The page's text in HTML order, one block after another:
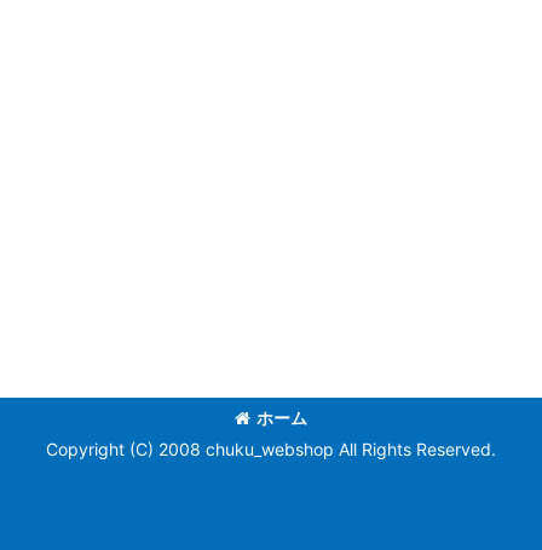
ホーム
Copyright (C) 2008 chuku_webshop All Rights Reserved.